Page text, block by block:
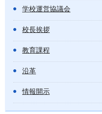
学校運営協議会
校長挨拶
教育課程
沿革
情報開示